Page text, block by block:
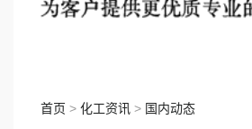
首页 > 化工资讯 > 国内动态